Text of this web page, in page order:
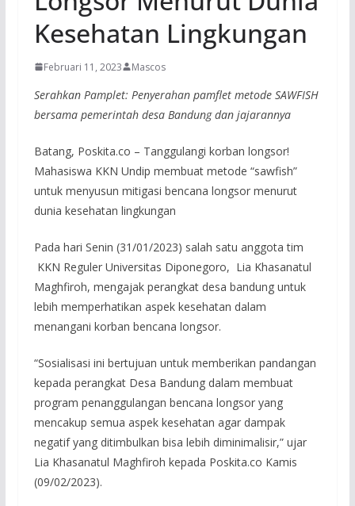
Kesehatan Lingkungan
Februari 11, 2023 Mascos
Serahkan Pamplet: Penyerahan pamflet metode SAWFISH
bersama pemerintah desa Bandung dan jajarannya
Batang, Poskita.co – Tanggulangi korban longsor!
Mahasiswa KKN Undip membuat metode “sawfish”
untuk menyusun mitigasi bencana longsor menurut
dunia kesehatan lingkungan
Pada hari Senin (31/01/2023) salah satu anggota tim
KKN Reguler Universitas Diponegoro, Lia Khasanatul
Maghfiroh, mengajak perangkat desa bandung untuk
lebih memperhatikan aspek kesehatan dalam
menangani korban bencana longsor.
“Sosialisasi ini bertujuan untuk memberikan pandangan
kepada perangkat Desa Bandung dalam membuat
program penanggulangan bencana longsor yang
mencakup semua aspek kesehatan agar dampak
negatif yang ditimbulkan bisa lebih diminimalisir,” ujar
Lia Khasanatul Maghfiroh kepada Poskita.co Kamis
(09/02/2023).